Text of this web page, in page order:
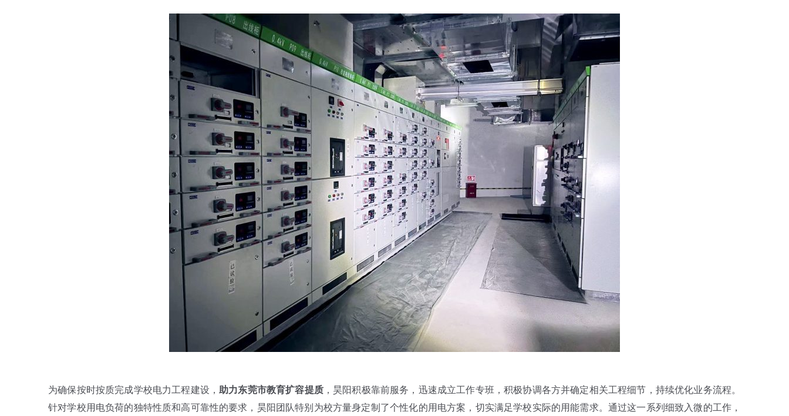
为确保按时按质完成学校电力工程建设， 助力东莞市教育扩容提质，昊阳积极靠前服务，迅速成立工作专班，积极协调各方并确定相关工程细节，持续优化业务流程。
针对学校用电负荷的独特性质和高可靠性的要求，昊阳团队特别为校方量身定制了个性化的用电方案，切实满足学校实际的用能需求。通过这一系列细致入微的工作，